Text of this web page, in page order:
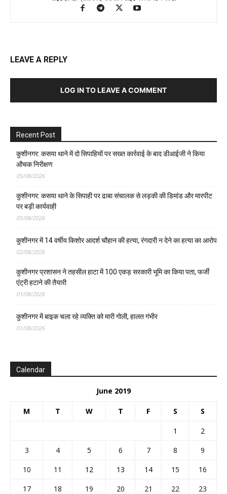
LEAVE A REPLY
LOG IN TO LEAVE A COMMENT
Recent Post
कुशीनगर: कसया थाने में दो सिपाहियों पर सख्त कार्रवाई के बाद डीआईजी ने किया
औचक निरीक्षण
05/08/2026
कुशीनगर: कसया थाने के सिपाही पर ढाबा संचालक से लड़की की डिमांड और मारपीट
पर बड़ी कार्यवाही
05/08/2026
कुशीनगर में 14 वर्षीय किशोर आदर्श चौहान की हत्या, रंगदारी न देने का हत्या का आरोप
02/08/2026
कुशीनगर प्रशासन ने तहसील हाटा में 100 एकड़ सरकारी भूमि का किया पता, फर्जी
एंट्री हटाने की तैयारी
01/08/2026
कुशीनगर में बाइक चला रहे व्यक्ति को मारी गोली, हालत गंभीर
01/08/2026
Calendar
June 2019
M T W T F S S
1
2
3
4 5 6 7 8
9
10
11 12 13 14 15
16
17
18 19 20 21 22
23